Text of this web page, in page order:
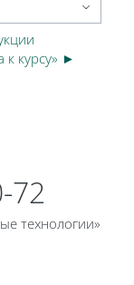
к курсу» ►
72
технологии»